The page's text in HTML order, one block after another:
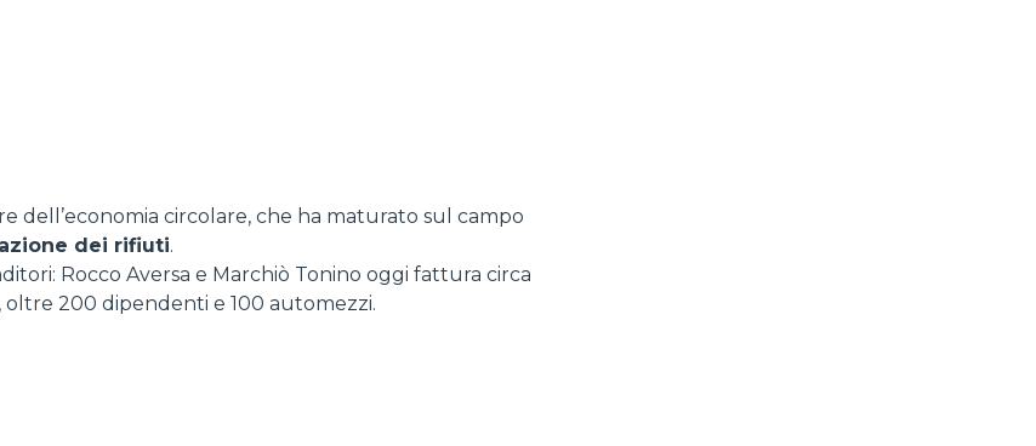
MOSTRA TUTTI
FORCHE
dell’economia circolare, che ha maturato sul campo
dei rifiuti.
Rocco Aversa e Marchiò Tonino oggi fattura circa
oltre 200 dipendenti e 100 automezzi.